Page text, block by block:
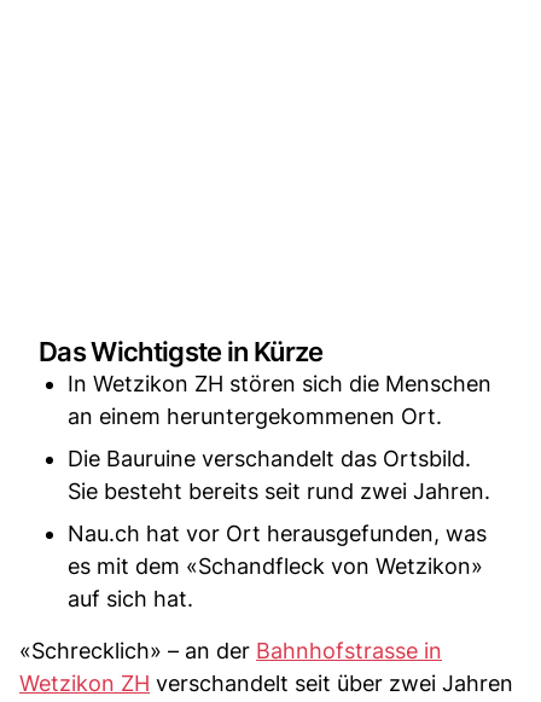
Das Wichtigste in Kürze
In Wetzikon ZH stören sich die Menschen
an einem heruntergekommenen Ort.
Die Bauruine verschandelt das Ortsbild.
Sie besteht bereits seit rund zwei Jahren.
Nau.ch hat vor Ort herausgefunden, was
es mit dem «Schandfleck von Wetzikon»
auf sich hat.
«Schrecklich» – an der Bahnhofstrasse in
Wetzikon ZH verschandelt seit über zwei Jahren